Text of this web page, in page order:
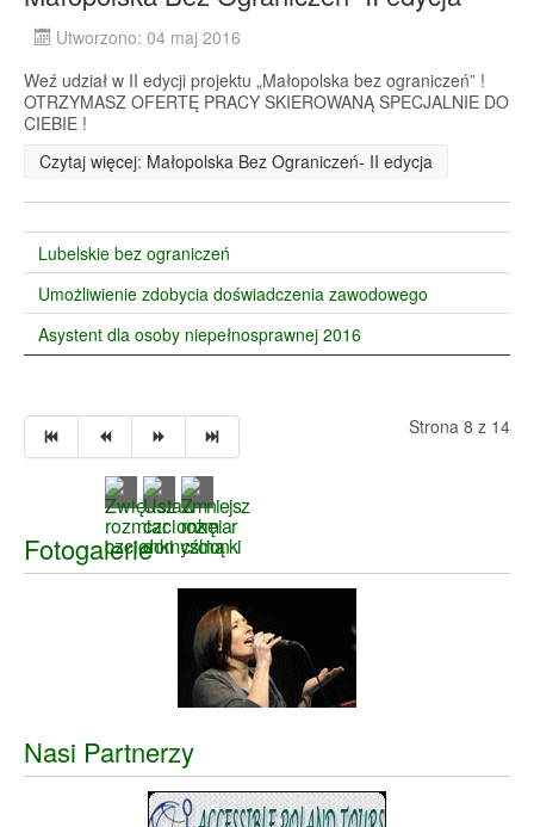
Utworzono: 04 maj 2016
Weź udział w II edycji projektu „Małopolska bez ograniczeń” !
OTRZYMASZ OFERTĘ PRACY SKIEROWANĄ SPECJALNIE DO
CIEBIE !
Czytaj więcej: Małopolska Bez Ograniczeń- II edycja
Lubelskie bez ograniczeń
Umożliwienie zdobycia doświadczenia zawodowego
Asystent dla osoby niepełnosprawnej 2016
Strona 8 z 14
Fotogalerie
Nasi Partnerzy